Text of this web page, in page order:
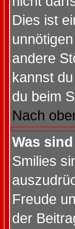
Dies ist
andere
kannst
du beim
Nach
Was
Smilies
Freude
der